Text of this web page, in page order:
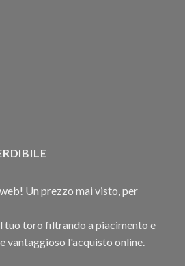
Un prezzo mai visto, per
tuo toro filtrando a piacimento e
vantaggioso l'acquisto online.